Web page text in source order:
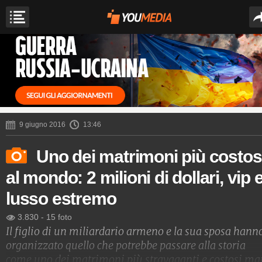
9 giugno 2016 13:46
Uno dei matrimoni più
al mondo: 2 milioni di dollari, vip
lusso estremo
3.830 - 15 foto
Il figlio di un miliardario armeno e la sua sposa
organizzato quello che potrebbe passare alla storia
come uno dei matrimoni più stravaganti e costosi